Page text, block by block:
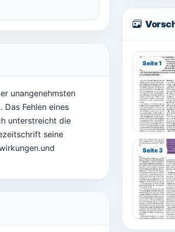
unangenehmsten
Fehlen eines
unterstreicht die
seine
Seite 1
Seite 3